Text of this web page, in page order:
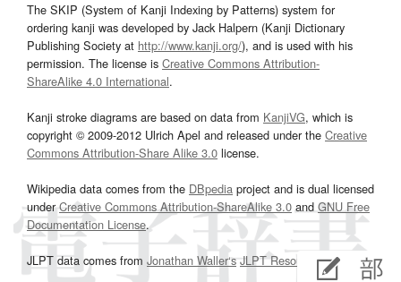
The SKIP (System of Kanji Indexing by Patterns) system for
ordering kanji was developed by Jack Halpern (Kanji Dictionary
Publishing Society at http://www.kanji.org/), and is used with his
permission. The license is Creative Commons Attribution-
ShareAlike 4.0 International.
Kanji stroke diagrams are based on data from KanjiVG, which is
copyright © 2009-2012 Ulrich Apel and released under the Creative
Commons Attribution-Share Alike 3.0 license.
Wikipedia data comes from the DBpedia project and is dual licensed
underCreative Commons Attribution-ShareAlike 3.0and GNU Free
Documentation License.
JLPT data comes from Jonathan Waller‘s JLPT Resourcespage.